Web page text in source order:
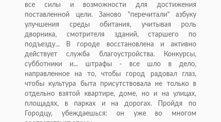
все силы и возможности для достижения
поставленной цели. Заново "перечитали" азбуку
улучшения среды обитания, учитывая роль
дворника, смотрителя зданий, старшего по
подъезду... В городе восстановлена и активно
действует служба благоустройства. Конкурсы,
субботники и... штрафы - все шло в дело,
направленное на то, чтобы город радовал глаз,
чтобы культура быта присутствовала не только в
отдельно взятой квартире, доме, но и на улицах,
площадях, в парках и на дорогах. Пройдя по
Городцу, убеждаешься: он уже во многом